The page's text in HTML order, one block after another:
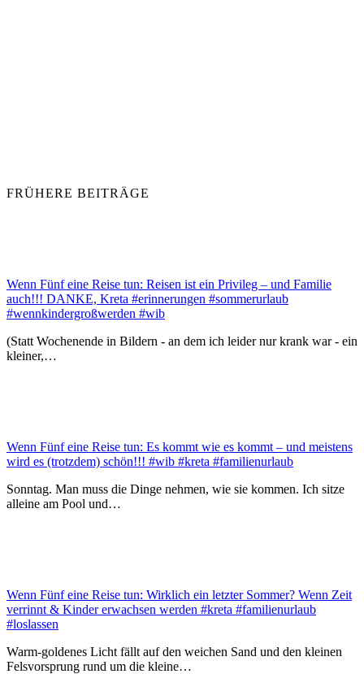
FRÜHERE BEITRÄGE
Wenn Fünf eine Reise tun: Reisen ist ein Privileg – und Familie
auch!!! DANKE, Kreta #erinnerungen #sommerurlaub
#wennkindergroßwerden #wib
(Statt Wochenende in Bildern - an dem ich leider nur krank war - ein
kleiner,…
Wenn Fünf eine Reise tun: Es kommt wie es kommt – und meistens
wird es (trotzdem) schön!!! #wib #kreta #familienurlaub
Sonntag. Man muss die Dinge nehmen, wie sie kommen. Ich sitze
alleine am Pool und…
Wenn Fünf eine Reise tun: Wirklich ein letzter Sommer? Wenn Zeit
verrinnt & Kinder erwachsen werden #kreta #familienurlaub
#loslassen
Warm-goldenes Licht fällt auf den weichen Sand und den kleinen
Felsvorsprung rund um die kleine…